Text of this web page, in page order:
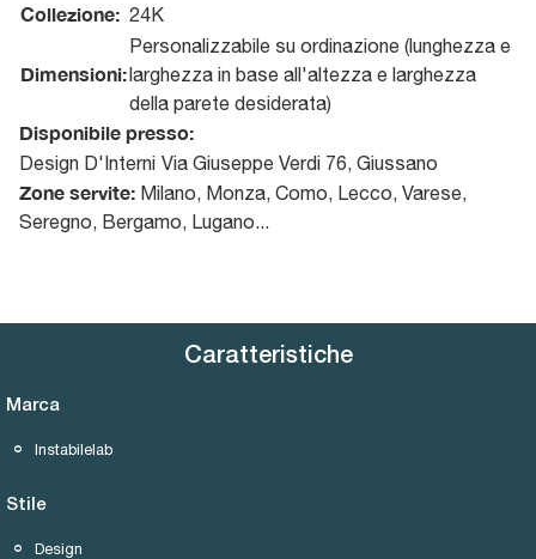
Collezione: 24K
Dimensioni:
Personalizzabile su ordinazione (lunghezza e
larghezza in base all'altezza e larghezza
della parete desiderata)
Disponibile presso:
Design D'Interni Via Giuseppe Verdi 76, Giussano
Zone servite: Milano, Monza, Como, Lecco, Varese,
Seregno, Bergamo, Lugano...
Caratteristiche
Marca
Instabilelab
Stile
Design